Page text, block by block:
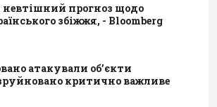
прогноз щодо
збіжжя, - Bloomberg
атакували обʼєкти
критично важливе